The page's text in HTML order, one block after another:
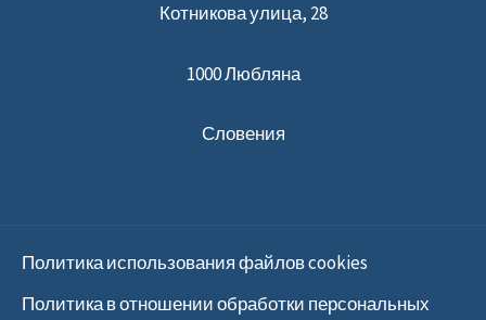
Котникова улица, 28
1000 Любляна
Словения
Политика использования файлов cookies
Политика в отношении обработки персональных